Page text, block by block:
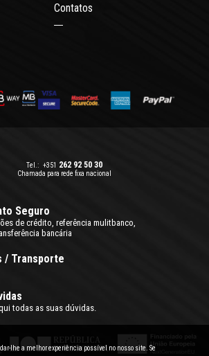
Contatos
Tel.: +351 262 92 50 30
Chamada para rede fixa nacional
Seguro
de crédito, referência mulitbanco,
bancária
/ Transporte
todas as suas dúvidas.
lhe a melhor experiência possível no nosso site. Se